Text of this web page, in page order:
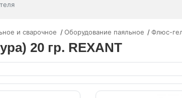
и сварочное Оборудование паяльное Флюс-
20 гр. REXANT